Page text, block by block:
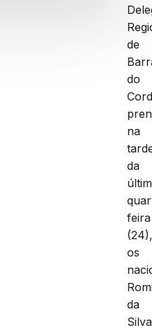
de
do
na
da
feira
os
da
Silva